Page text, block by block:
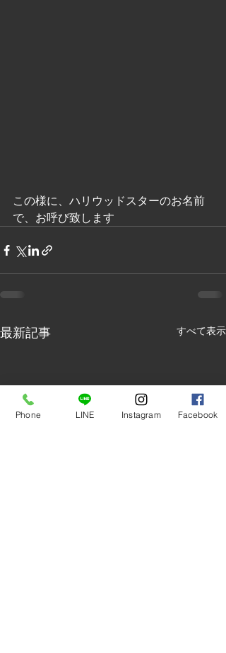
この様に、ハリウッドスターのお名前
で、お呼び致します
最新記事 すべて表示
Phone LINE Instagram Facebook